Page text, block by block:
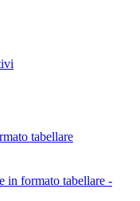
tabellare
in formato tabellare -